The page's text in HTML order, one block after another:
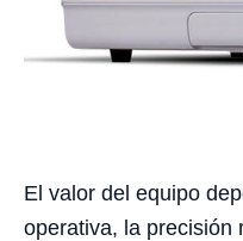
El valor del equipo
operativa, la precisión